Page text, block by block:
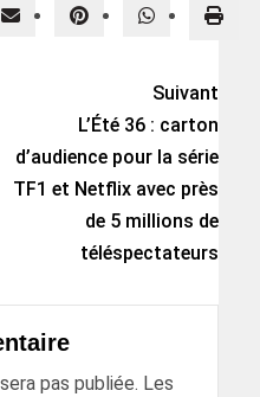
Suivant
L’Été 36 : carton
d’audience pour la série
TF1 et Netflix avec près
de 5 millions de
téléspectateurs
pas publiée. Les